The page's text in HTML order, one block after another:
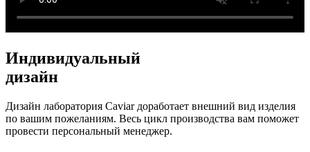
Индивидуальный
дизайн
Дизайн лаборатория Caviar доработает внешний вид изделия
по вашим пожеланиям. Весь цикл производства вам поможет
провести персональный менеджер.